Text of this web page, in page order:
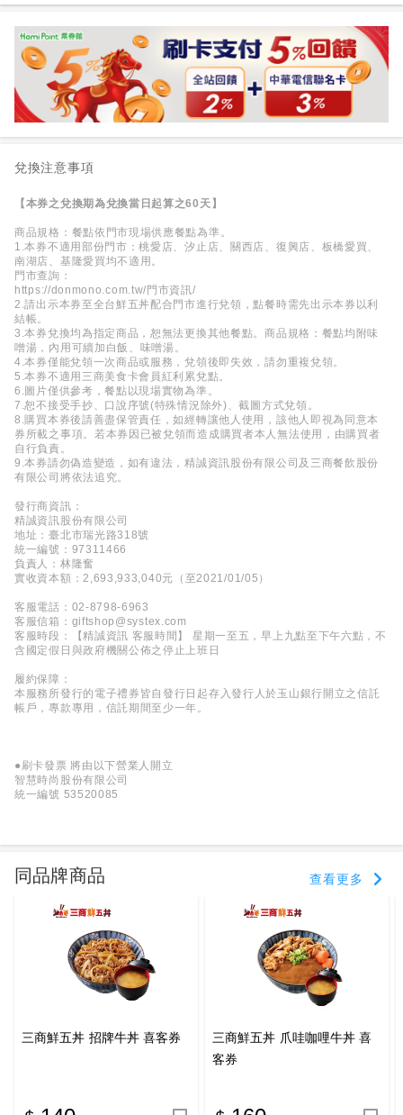
兌換注意事項
【本券之兌換期為兌換當日起算之60天】
商品規格：餐點依門市現場供應餐點為準。
1.本券不適用部份門市：桃愛店、汐止店、關西店、復興店、板橋愛買、
南湖店、基隆愛買均不適用。
門市查詢：
https://donmono.com.tw/門市資訊/
2.請出示本券至全台鮮五丼配合門市進行兌領，點餐時需先出示本券以利
結帳。
3.本券兌換均為指定商品，恕無法更換其他餐點。商品規格：餐點均附味
噌湯，內用可續加白飯、味噌湯。
4.本券僅能兌領一次商品或服務，兌領後即失效，請勿重複兌領。
5.本券不適用三商美食卡會員紅利累兌點。
6.圖片僅供參考，餐點以現場實物為準。
7.恕不接受手抄、口說序號(特殊情況除外)、截圖方式兌領。
8.購買本券後請善盡保管責任，如經轉讓他人使用，該他人即視為同意本
券所載之事項。若本券因已被兌領而造成購買者本人無法使用，由購買者
自行負責。
9.本券請勿偽造變造，如有違法，精誠資訊股份有限公司及三商餐飲股份
有限公司將依法追究。
發行商資訊：
精誠資訊股份有限公司
地址：臺北市瑞光路318號
統一編號：97311466
負責人：林隆奮
實收資本額：2,693,933,040元（至2021/01/05）
客服電話：02-8798-6963
客服信箱：giftshop@systex.com
客服時段：【精誠資訊 客服時間】 星期一至五，早上九點至下午六點，不
含國定假日與政府機關公佈之停止上班日
履約保障：
本服務所發行的電子禮券皆自發行日起存入發行人於玉山銀行開立之信託
帳戶，專款專用，信託期間至少一年。
●刷卡發票 將由以下營業人開立
智慧時尚股份有限公司
統一編號 53520085
同品牌商品 查看更多
三商鮮五丼 招牌牛丼 喜客券
三商鮮五丼 爪哇咖哩牛丼 喜
客券